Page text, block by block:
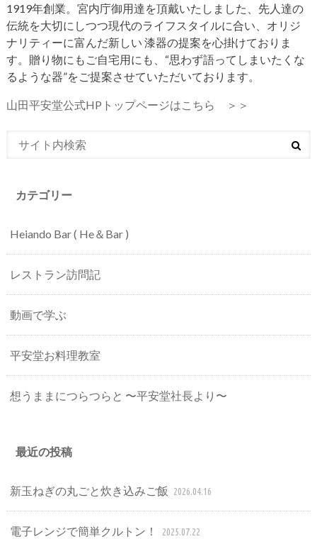
1919年創業。宮内庁御用達を頂戴いたしました、先人達の
伝統を大切にしつつ現代のライフスタイルに合い、オリジ
ナリティーに富んだ新しい 漆器の提案を心掛けておりま
す。贈り物にもご自宅用にも、“思わず語ってしまいたくな
るような器”をご提案させていただいております。
山田平安堂公式HPトップページはこちら ＞＞
カテゴリー
Heiando Bar ( He＆Bar )
レストラン訪問記
動画で学ぶ
平安堂お料理教室
想うままにつらつらと 〜平安堂社長より〜
最近の投稿
新玉ねぎの丸ごと炊き込みご飯 2026.04.16
電子レンジで簡単クルトン！ 2025.07.22